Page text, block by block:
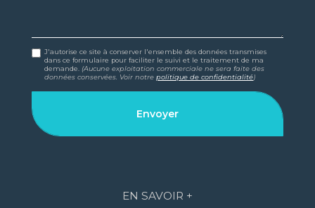
J'autorise ce site à conserver l'ensemble des données transmises
dans ce formulaire pour faciliter le suivi et le traitement de ma
demande. (Aucune exploitation commerciale ne sera faite des
données conservées. Voir notrepolitique de confidentialité)
EN SAVOIR +